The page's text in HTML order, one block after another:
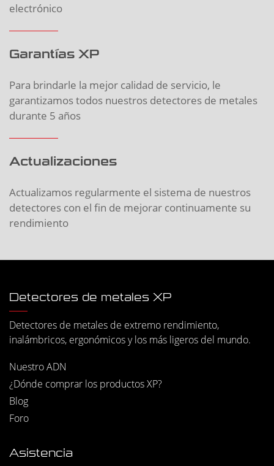
electrónico
Garantías XP
Para brindarle la mejor calidad de servicio, le
garantizamos todos nuestros detectores de metales
durante 5 años
Actualizaciones
Actualizamos regularmente el sistema de nuestros
detectores con el fin de mejorar continuamente su
rendimiento
Detectores de metales XP
Detectores de metales de extremo rendimiento,
inalámbricos, ergonómicos y los más ligeros del mundo.
Nuestro ADN
¿Dónde comprar los productos XP?
Blog
Foro
Asistencia